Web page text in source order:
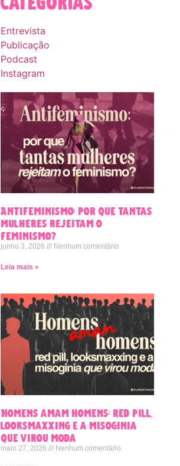
Entrevista
Publicação
Podcast
Instagram
Antifeminismo: por que tantas
mulheres rejeitam o
feminismo?
junho 3, 2026 Nenhum comentário
Leia mais »
Homens amam homens: red pill,
looksmaxxing e a misoginia
que virou moda
maio 27, 2026 Nenhum comentário